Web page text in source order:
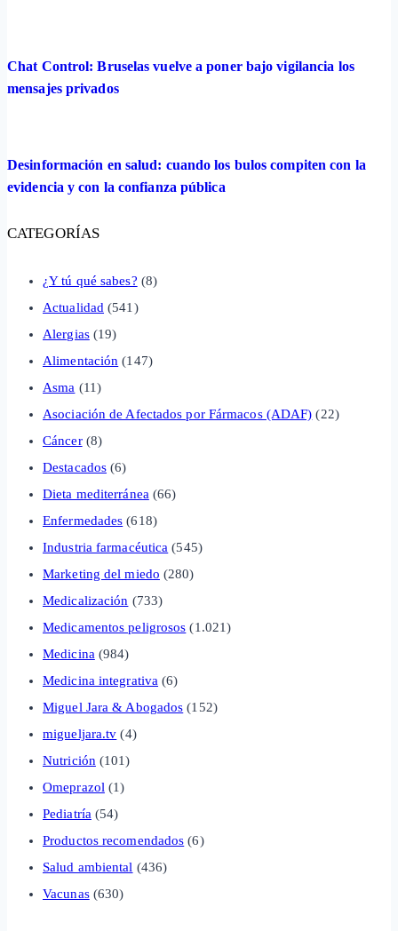
Chat Control: Bruselas vuelve a poner bajo vigilancia los
mensajes privados
Desinformación en salud: cuando los bulos compiten con la
evidencia y con la confianza pública
CATEGORÍAS
¿Y tú qué sabes? (8)
Actualidad (541)
Alergias(19)
Alimentación (147)
Asma (11)
Asociación de Afectados por Fármacos (ADAF) (22)
Cáncer(8)
Destacados (6)
Dieta mediterránea(66)
Enfermedades (618)
Industria farmacéutica (545)
Marketing del miedo (280)
Medicalización (733)
Medicamentos peligrosos (1.021)
Medicina(984)
Medicina integrativa (6)
Miguel Jara & Abogados (152)
migueljara.tv (4)
Nutrición(101)
Omeprazol(1)
Pediatría(54)
Productos recomendados (6)
Salud ambiental (436)
Vacunas(630)